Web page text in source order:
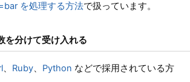
を処理する方法で扱っています。
を分けて受け入れる
、 Ruby、 Python などで採用されている方